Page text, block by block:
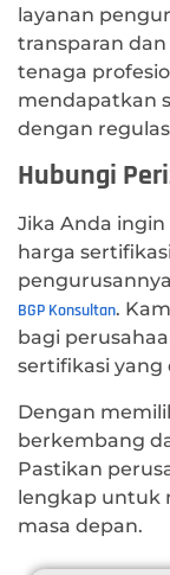
layanan
transparan
tenaga
mendapatkan
dengan
Hubungi
Jika Anda
harga
BGP Konsultan.
bagi
sertifikasi
Dengan
berkembang
Pastikan
lengkap untuk
masa depan.